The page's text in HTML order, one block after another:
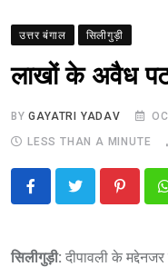
उत्तर बंगाल सिलीगुड़ी
लाखों के अवैध
BYGAYATRI YADAV
LESS THAN A MINUTE
Pinterest
सिलीगुड़ी: दीपावली के